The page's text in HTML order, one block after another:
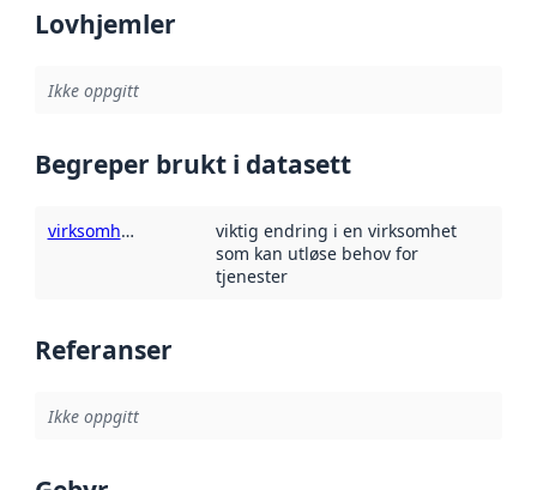
Lovhjemler
Ikke oppgitt
Begreper brukt i datasett
virksomhetshendelse
viktig endring i en virksomhet
som kan utløse behov for
tjenester
Referanser
Ikke oppgitt